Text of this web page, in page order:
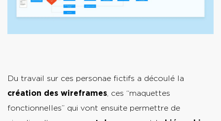
Du travail sur ces personae fictifs a découlé la
création des wireframes , ces “maquettes
fonctionnelles” qui vont ensuite permettre de